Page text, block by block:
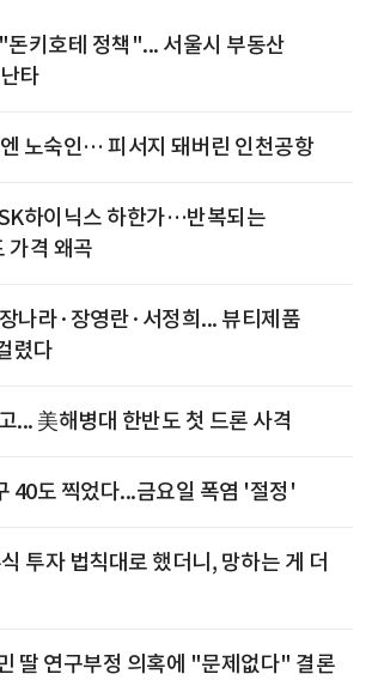
키호테 정책"... 서울시 부동산
타
노숙인… 피서지 돼버린 인천공항
하이닉스 하한가…반복되는
가격 왜곡
나라·장영란·서정희... 뷰티제품
렸다
... 美해병대 한반도 첫 드론 사격
40도 찍었다...금요일 폭염 '절정'
투자 법칙대로 했더니, 망하는 게 더
딸 연구부정 의혹에 "문제없다" 결론